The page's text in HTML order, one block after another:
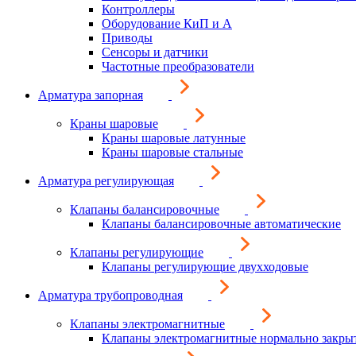
Контроллеры
Оборудование КиП и А
Приводы
Сенсоры и датчики
Частотные преобразователи
Арматура запорная
Краны шаровые
Краны шаровые латунные
Краны шаровые стальные
Арматура регулирующая
Клапаны балансировочные
Клапаны балансировочные автоматические
Клапаны регулирующие
Клапаны регулирующие двухходовые
Арматура трубопроводная
Клапаны электромагнитные
Клапаны электромагнитные нормально